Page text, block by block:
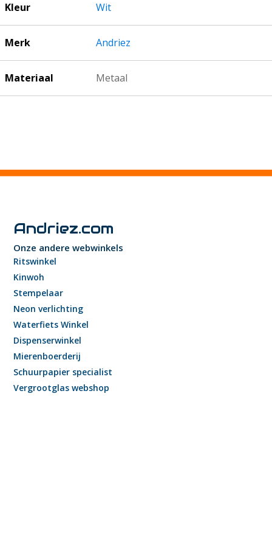
Kleur Wit
Merk Andriez
Materiaal Metaal
Andriez.com
Onze andere webwinkels
Ritswinkel
Kinwoh
Stempelaar
Neon verlichting
Waterfiets Winkel
Dispenserwinkel
Mierenboerderij
Schuurpapier specialist
Vergrootglas webshop